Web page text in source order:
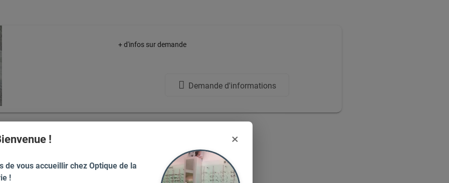
+ d'infos sur demande
Demande d'informations
ces articles, et vous ?
! ×
de vous accueillir chez Optique de la
!